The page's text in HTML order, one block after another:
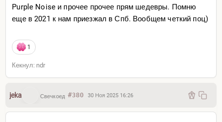
Обычная рядовая уличка, это че там, тополь растет?
Purple Noise и прочее прочее прям шедевры. Помню
еще в 2021 к нам приезжал в Спб. Вообщем четкий поц)
1
Кекнул: ndr
jeka Свечкоед #380 30 Ноя 2025 16:26